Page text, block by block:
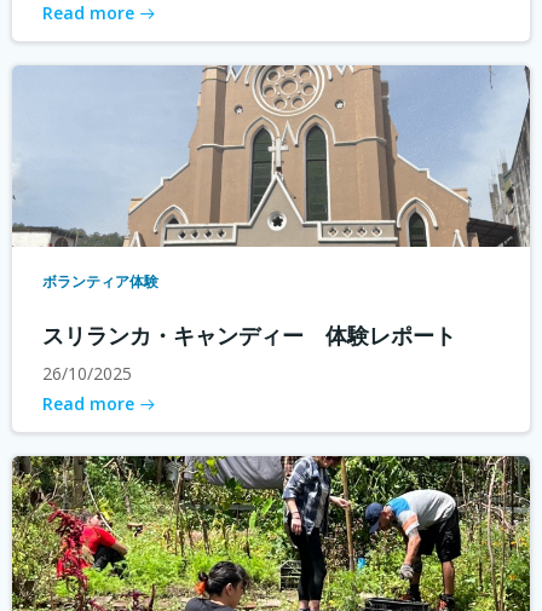
Read more
ボランティア体験
スリランカ・キャンディー 体験レポート
26/10/2025
Read more